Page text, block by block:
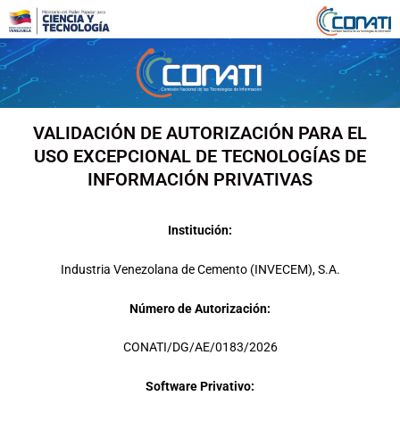
contenido
VALIDACIÓN DE AUTORIZACIÓN PARA EL
USO EXCEPCIONAL DE TECNOLOGÍAS DE
INFORMACIÓN PRIVATIVAS
Institución:
Industria Venezolana de Cemento (INVECEM), S.A.
Número de Autorización:
CONATI/DG/AE/0183/2026
Software Privativo: